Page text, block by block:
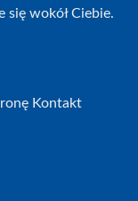
się wokół Ciebie.
Kontakt